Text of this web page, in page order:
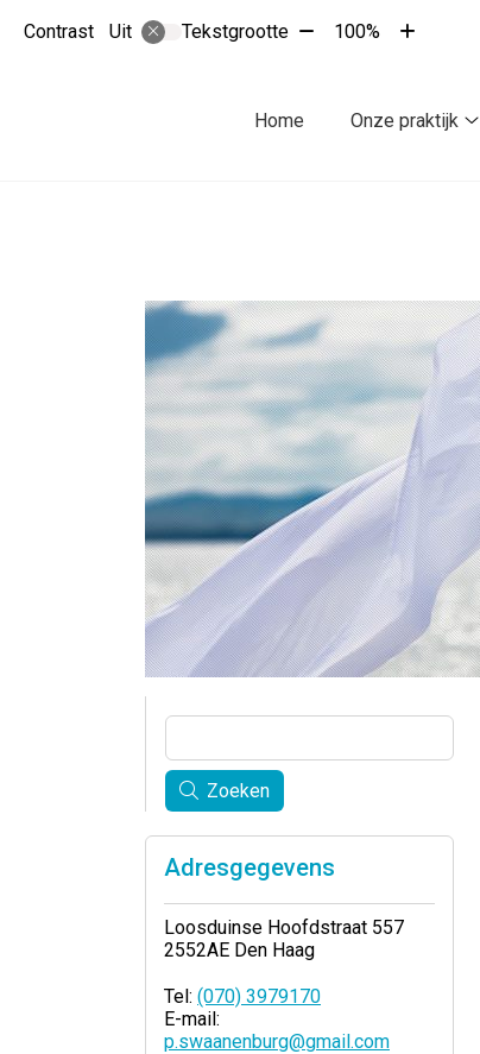
Contrast Uit Tekstgrootte Tekst100%
Tekst
Hoofdmenu
Home
Onze praktijk
Zoeken
Adresgegevens
Loosduinse Hoofdstraat 557
2552AE Den Haag
Tel: (070) 3979170
E-mail:
p.swaanenburg@gmail.com